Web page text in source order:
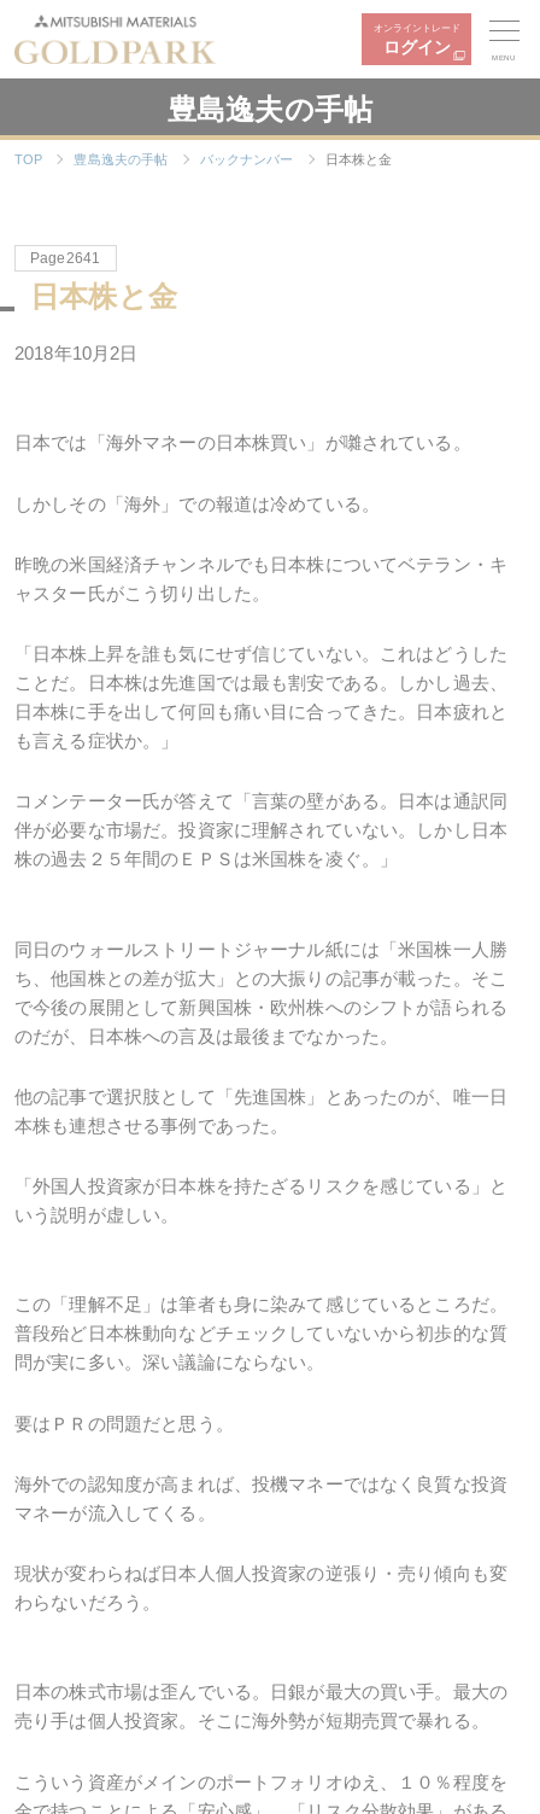
オンライントレード
ログイン
MENU
豊島逸夫の手帖
TOP 豊島逸夫の手帖 バックナンバー 日本株と金
Page2641
日本株と金
2018年10月2日
日本では「海外マネーの日本株買い」が囃されている。
しかしその「海外」での報道は冷めている。
昨晩の米国経済チャンネルでも日本株についてベテラン・キ
ャスター氏がこう切り出した。
「日本株上昇を誰も気にせず信じていない。これはどうした
ことだ。日本株は先進国では最も割安である。しかし過去、
日本株に手を出して何回も痛い目に合ってきた。日本疲れと
も言える症状か。」
コメンテーター氏が答えて「言葉の壁がある。日本は通訳同
伴が必要な市場だ。投資家に理解されていない。しかし日本
株の過去２５年間のＥＰＳは米国株を凌ぐ。」
同日のウォールストリートジャーナル紙には「米国株一人勝
ち、他国株との差が拡大」との大振りの記事が載った。そこ
で今後の展開として新興国株・欧州株へのシフトが語られる
のだが、日本株への言及は最後までなかった。
他の記事で選択肢として「先進国株」とあったのが、唯一日
本株も連想させる事例であった。
「外国人投資家が日本株を持たざるリスクを感じている」と
いう説明が虚しい。
この「理解不足」は筆者も身に染みて感じているところだ。
普段殆ど日本株動向などチェックしていないから初歩的な質
問が実に多い。深い議論にならない。
要はＰＲの問題だと思う。
海外での認知度が高まれば、投機マネーではなく良質な投資
マネーが流入してくる。
現状が変わらねば日本人個人投資家の逆張り・売り傾向も変
わらないだろう。
日本の株式市場は歪んでいる。日銀が最大の買い手。最大の
売り手は個人投資家。そこに海外勢が短期売買で暴れる。
こういう資産がメインのポートフォリオゆえ、１０％程度を